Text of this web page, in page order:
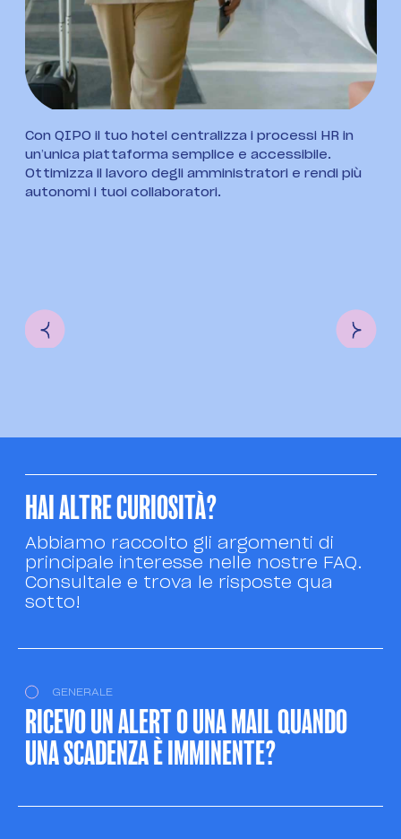
Con QIPO il tuo hotel centralizza i processi HR in
un’unica piattaforma semplice e accessibile.
Ottimizza il lavoro degli amministratori e rendi più
autonomi i tuoi collaboratori.
HAI ALTRE CURIOSITÀ?
Abbiamo raccolto gli argomenti di
principale interesse nelle nostre FAQ.
Consultale e trova le risposte qua
sotto!
GENERALE
RICEVO UN ALERT O UNA MAIL QUANDO
UNA SCADENZA È IMMINENTE?